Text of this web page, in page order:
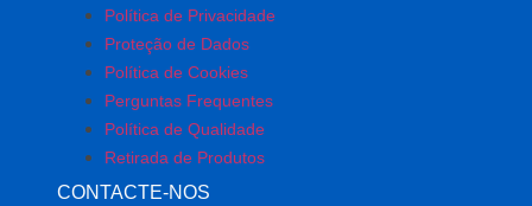
Política de Privacidade
Proteção de Dados
Política de Cookies
Perguntas Frequentes
Política de Qualidade
Retirada de Produtos
CONTACTE-NOS